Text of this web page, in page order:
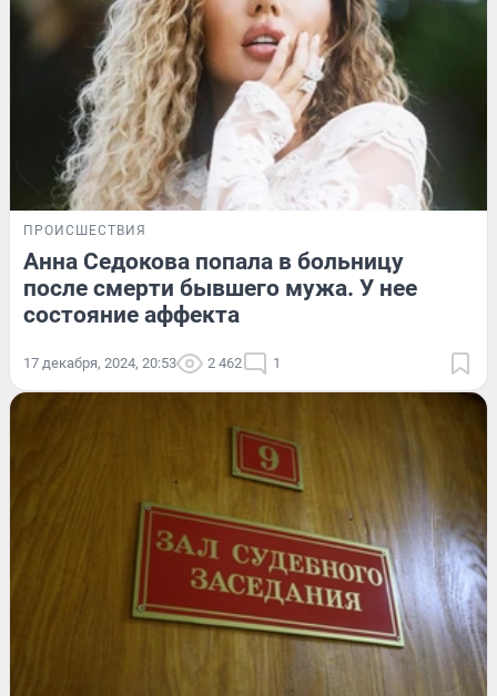
ПРОИСШЕСТВИЯ
Анна Седокова попала в больницу
после смерти бывшего мужа. У нее
состояние аффекта
17 декабря, 2024, 20:53 2 462 1